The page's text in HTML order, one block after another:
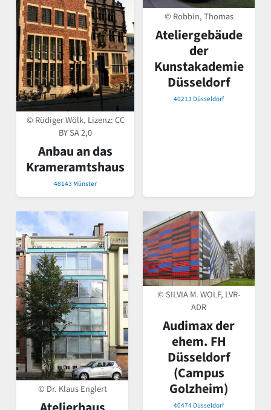
© Rüdiger Wölk, Lizenz:CC
BY SA 2,0
Anbau an das
Krameramtshaus
48143 Münster
© Robbin, Thomas
Ateliergebäude
der
Kunstakademie
Düsseldorf
40213 Düsseldorf
© Dr. Klaus Englert
© SILVIA M. WOLF, LVR-
ADR
Audimax der
ehem. FH
Düsseldorf
(Campus
Golzheim)
40474 Düsseldorf